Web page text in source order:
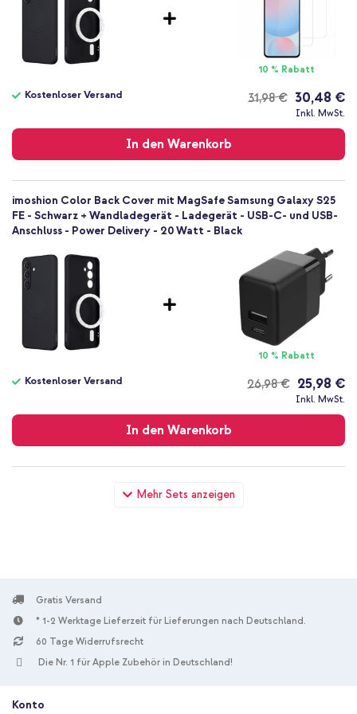
Bist du auf der Suche nach einer Hülle, die deinem Smartphone
einen schlanken Look verleiht und möchtest du MagSafe-Zubehör
einfach nutzen können? Dann entscheide dich für das Color Back
Cover mit MagSafe von imoshion!
Backcover, Soft Case
Hülle
Mehr Sets anzeigen
10 % Rabatt
31,98 €
Kostenloser Versand 30,48 €
Inkl. MwSt.
In den Warenkorb
Versand
imoshion Color Back Cover mit MagSafe Samsung Galaxy S25
FE - Schwarz + Wandladegerät - Ladegerät - USB-C- und USB-
Anschluss - Power Delivery - 20 Watt - Black
10 % Rabatt
26,98 €
Kostenloser Versand 25,98 €
Inkl. MwSt.
In den Warenkorb
Versand
imoshion Color Back Cover mit MagSafe Samsung Galaxy S25
FE - Schwarz + Universal-Handykette - Rose Gold
10 % Rabatt
Kostenloser
Gratis Versand
* 1-2 Werktage Lieferzeit für Lieferungen nach Deutschland.
60 Tage Widerrufsrecht
Die Nr. 1 für Apple Zubehör in Deutschland!
Konto